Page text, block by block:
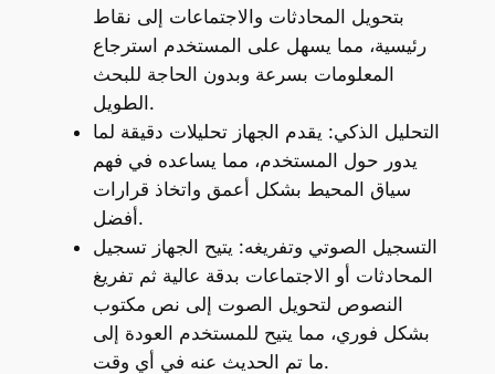
بتحويل المحادثات والاجتماعات إلى نقاط
رئيسية، مما يسهل على المستخدم استرجاع
المعلومات بسرعة وبدون الحاجة للبحث
الطويل.
التحليل الذكي: يقدم الجهاز تحليلات دقيقة لما
يدور حول المستخدم، مما يساعده في فهم
سياق المحيط بشكل أعمق واتخاذ قرارات
أفضل.
التسجيل الصوتي وتفريغه: يتيح الجهاز تسجيل
المحادثات أو الاجتماعات بدقة عالية ثم تفريغ
النصوص لتحويل الصوت إلى نص مكتوب
بشكل فوري، مما يتيح للمستخدم العودة إلى
ما تم الحديث عنه في أي وقت.